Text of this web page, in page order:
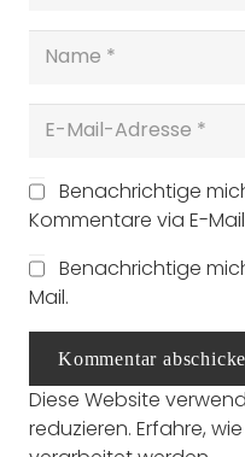
Benachrichtige
Kommentare via E-
Benachrichtige
Mail.
Kommentar
Diese Website
reduzieren. Erfahre,